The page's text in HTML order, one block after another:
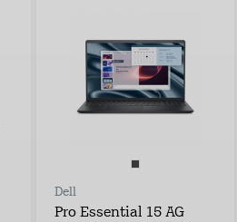
Dell
Pro Essential 15 AG